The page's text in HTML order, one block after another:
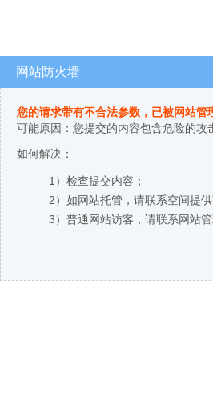
网站防火墙
您的请求带有不合法参数，已被网站管
可能原因：您提交的内容包含危险的攻
如何解决：
1）检查提交内容；
2）如网站托管，请联系空间提供
3）普通网站访客，请联系网站管